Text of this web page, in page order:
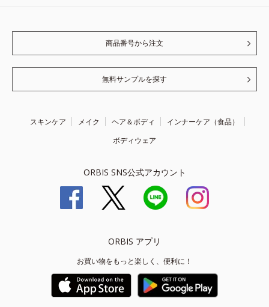
商品番号から注文
無料サンプルを探す
スキンケア メイク ヘア＆ボディ
インナーケア（食品）
ボディウェア
ORBIS SNS公式アカウント
ORBIS アプリ
お買い物をもっと楽しく、便利に！